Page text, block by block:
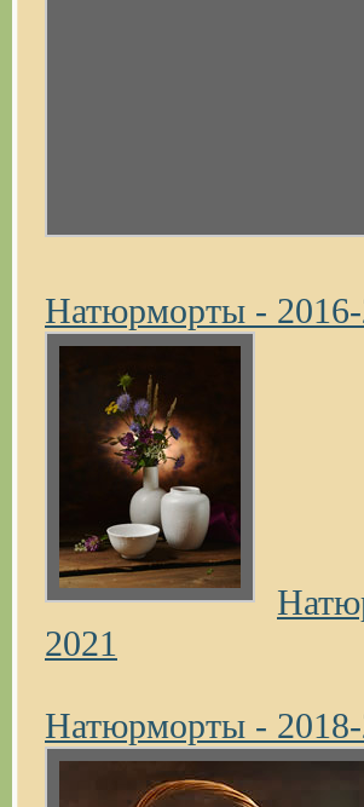
Натюрморты -
2021
Натюрморты -